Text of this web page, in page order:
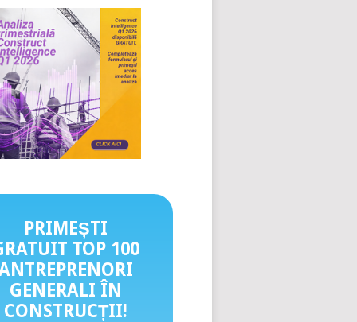
PRIMEȘTI
TOP 100
GENERALI ÎN
CONSTRUCȚII!